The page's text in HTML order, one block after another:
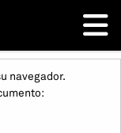
navegador.